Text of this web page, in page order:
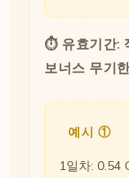
⏱ 유효기간:
보너스 무기
예시 ①
1일차: 0.54